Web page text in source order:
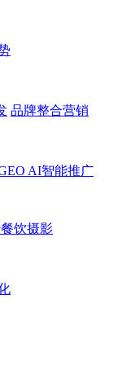
品牌整合营销
AI智能推广
饮摄影